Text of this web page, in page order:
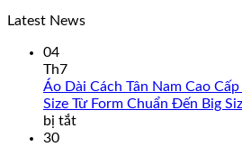
là:
Latest News
04
Th7
Áo Dài Cách Tân Nam Cao
Size Từ Form Chuẩn Đến Big
bị tắtở
30